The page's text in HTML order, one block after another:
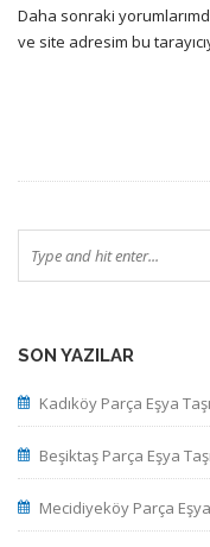
Daha sonraki
ve site adresim bu
SON YAZILAR
Kadıköy Parça Eşya
Beşiktaş Parça Eşya
Mecidiyeköy Parça